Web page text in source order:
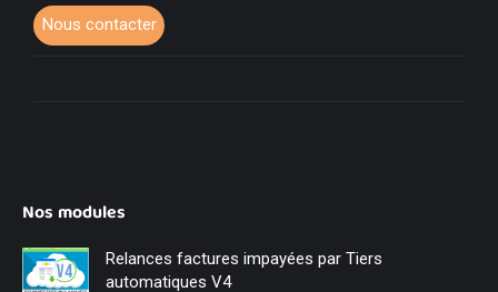
Nous contacter
Nos modules
Relances factures impayées par Tiers
automatiques V4